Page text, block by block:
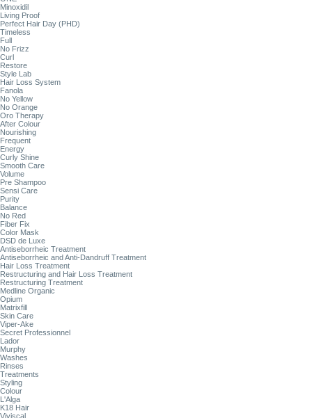
Minoxidil
Living Proof
Perfect Hair Day (PHD)
Timeless
Full
No Frizz
Curl
Restore
Style Lab
Hair Loss System
Fanola
No Yellow
No Orange
Oro Therapy
After Colour
Nourishing
Frequent
Energy
Curly Shine
Smooth Care
Volume
Pre Shampoo
Sensi Care
Purity
Balance
No Red
Fiber Fix
Color Mask
DSD de Luxe
Antiseborrheic Treatment
Antiseborrheic and Anti-Dandruff Treatment
Hair Loss Treatment
Restructuring and Hair Loss Treatment
Restructuring Treatment
Medline Organic
Opium
Matrixfill
Skin Care
Viper-Ake
Secret Professionnel
Lador
Murphy
Washes
Rinses
Treatments
Styling
Colour
L'Alga
K18 Hair
Viviscal